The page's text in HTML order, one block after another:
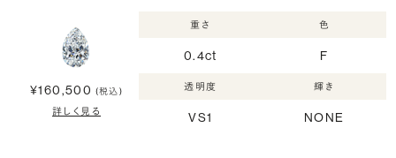
¥160,500 (税込)
詳しく見る
重さ
0.4ct
色
F
透明度
VS1
輝き
NONE